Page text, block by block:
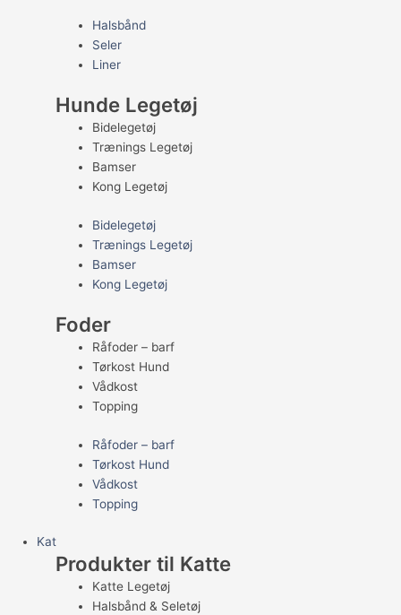
Halsbånd
Seler
Liner
Hunde Legetøj
Bidelegetøj
Trænings Legetøj
Bamser
Kong Legetøj
Bidelegetøj
Trænings Legetøj
Bamser
Kong Legetøj
Foder
Råfoder – barf
Tørkost Hund
Vådkost
Topping
Råfoder – barf
Tørkost Hund
Vådkost
Topping
Kat
Produkter til Katte
Katte Legetøj
Halsbånd & Seletøj